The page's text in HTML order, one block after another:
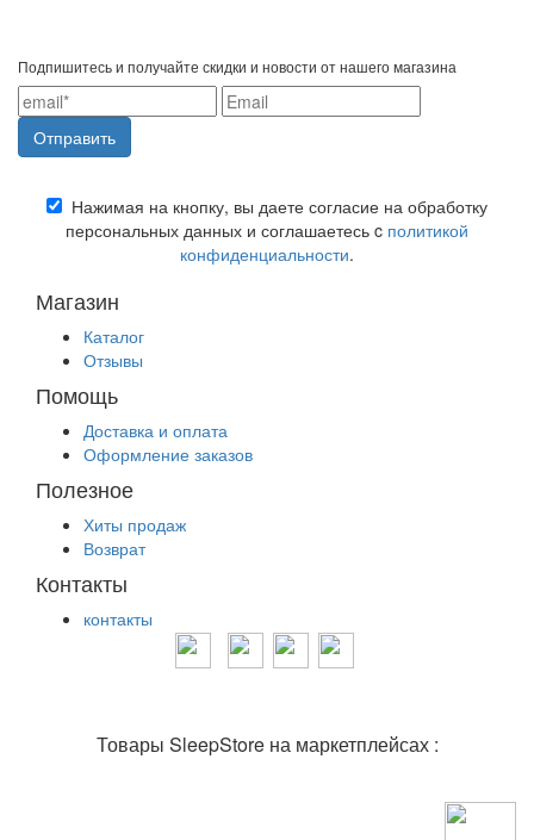
Подпишитесь и получайте скидки и новости от нашего магазина
Нажимая на кнопку, вы даете согласие на обработку
персональных данных и соглашаетесь c политикой
конфиденциальности.
Магазин
Каталог
Отзывы
Помощь
Доставка и оплата
Оформление заказов
Полезное
Хиты продаж
Возврат
Контакты
контакты
Товары SleepStore на маркетплейсах :